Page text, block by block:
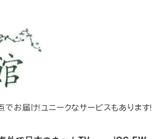
でお届け!ユニークなサービスもあります!